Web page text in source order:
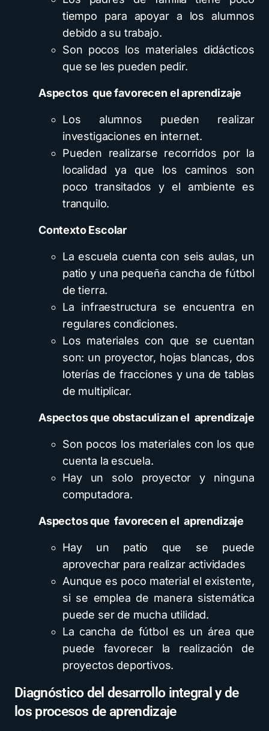
tiempo para apoyar a los alumnos
debido a su trabajo.
Son pocos los materiales didácticos
que se les pueden pedir.
Aspectosque favorecen el aprendizaje
Los alumnos pueden realizar
investigaciones en internet.
Pueden realizarse recorridos por la
localidad ya que los caminos son
poco transitados y el ambiente es
tranquilo.
Contexto Escolar
La escuela cuenta con seis aulas, un
patio y una pequeña cancha de fútbol
de tierra.
La infraestructura se encuentra en
regulares condiciones.
Los materiales con que se cuentan
son: un proyector, hojas blancas, dos
loterías de fracciones y una de tablas
de multiplicar.
Aspectos que obstaculizan el aprendizaje
Son pocos los materiales con los que
cuenta la escuela.
Hay un solo proyector y ninguna
computadora.
Aspectos quefavorecen el aprendizaje
Hay un patio que se puede
aprovechar para realizar actividades
Aunque es poco material el existente,
si se emplea de manera sistemática
puede ser de mucha utilidad.
La cancha de fútbol es un área que
puede favorecer la realización de
proyectos deportivos.
Diagnóstico del desarrollo integral y de
los procesos de aprendizaje